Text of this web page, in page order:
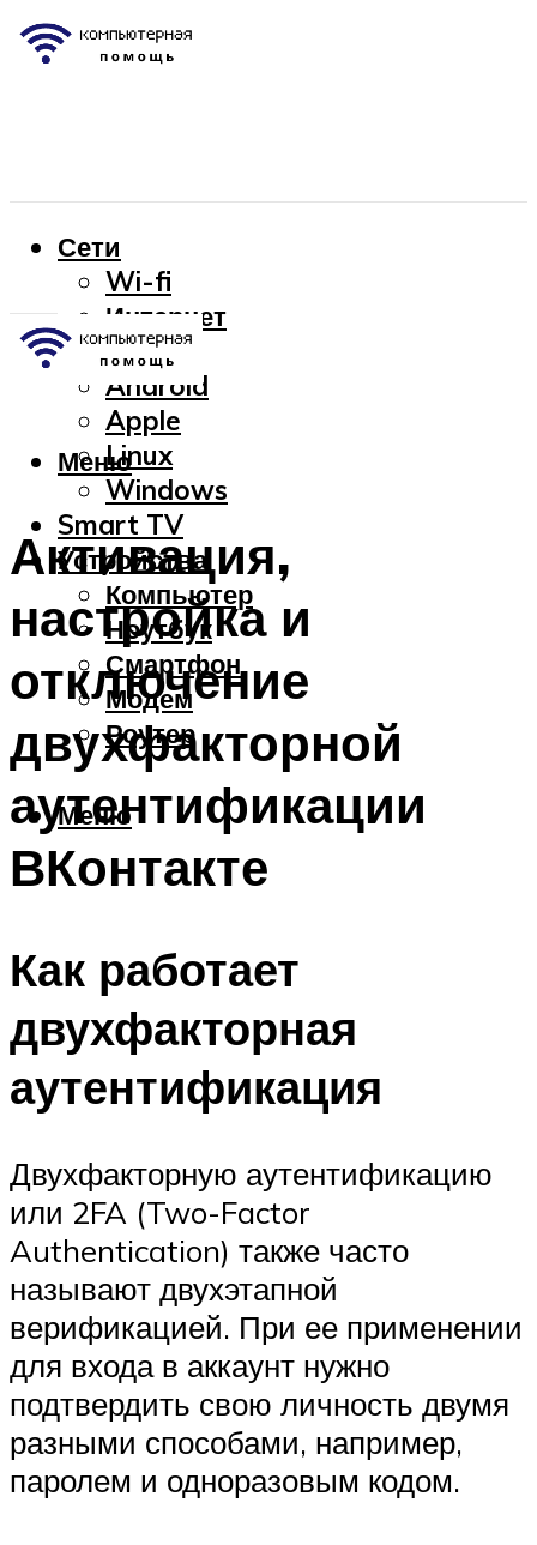
Сети
Wi-fi
Интернет
OC
Android
Apple
Linux
Windows
Smart TV
Устройства
Компьютер
Ноутбук
Смартфон
Модем
Роутер
Меню
Меню
Активация,
настройка и
отключение
двухфакторной
аутентификации
ВКонтакте
Как работает
двухфакторная
аутентификация
Двухфакторную аутентификацию
или 2FA (Two-Factor
Authentication) также часто
называют двухэтапной
верификацией. При ее применении
для входа в аккаунт нужно
подтвердить свою личность двумя
разными способами, например,
паролем и одноразовым кодом.